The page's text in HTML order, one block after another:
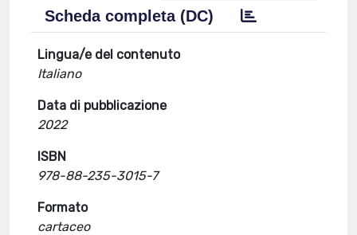
Scheda completa (DC)
Lingua/e del contenuto
Italiano
Data di pubblicazione
2022
ISBN
978-88-235-3015-7
Formato
cartaceo